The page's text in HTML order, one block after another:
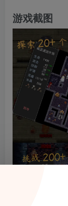
游戏截图